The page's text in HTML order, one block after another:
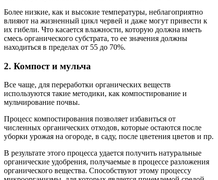
Более низкие, как и высокие температуры, неблагоприятно
влияют на жизненный цикл червей и даже могут привести к
их гибели. Что касается влажности, которую должна иметь
смесь органического субстрата, то ее значения должны
находиться в пределах от 55 до 70%.
2. Компост и мульча
Все чаще, для переработки органических веществ
используются такие методики, как компостирование и
мульчирование почвы.
Процесс компостирования позволяет избавиться от
численных органических отходов, которые остаются после
уборки урожая на огороде, в саду, после цветения цветов и пр.
В результате этого процесса удается получить натуральные
органические удобрения, получаемые в процессе разложения
органического вещества. Способствуют этому процессу